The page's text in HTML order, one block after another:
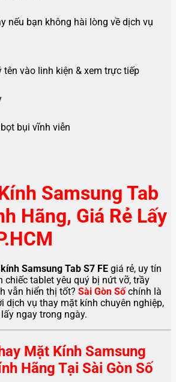
nếu bạn không hài lòng về dịch vụ
tên vào linh kiện & xem trực tiếp
bụi vĩnh viễn
Samsung Tab
Hãng, Giá Rẻ Lấy
Samsung Tab S7 FE giá rẻ, uy tín
chiếc tablet yêu quý bị nứt vỡ, trầy
vẫn hiển thị tốt? Sài Gòn Sốchính là
dịch vụ thay mặt kính chuyên nghiệp,
ngay trong ngày.
Mặt Kính Samsung
Hãng Tại Sài Gòn Số